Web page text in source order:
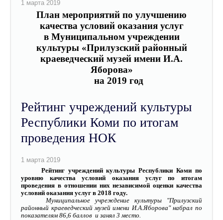
План мероприятий по улучшению
качества условийоказания услуг
в Муниципальном учреждении
культуры «Прилузский районный
краеведческий музей имени И.А.
Яборова»
на 2019 год
Рейтинг учреждений культуры
Республики Коми по итогам
проведения НОК
Рейтинг учреждений культуры Республики Коми по
уровню качества условий оказания услугпо итогам
проведения в отношении них независимой оценки качества
условий оказания услуг в 2018 году.
Муниципальное учреждение культуры "Прилузский
районный краеведческий музей имени И.А.Яборова" набрал по
показателям 86,6 баллов и занял 3 место.